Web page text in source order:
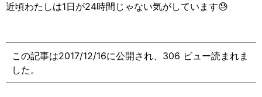
近頃わたしは1日が24時間じゃない気がしています😓
この記事は2017/12/16に公開され、306 ビュー読まれま
した。